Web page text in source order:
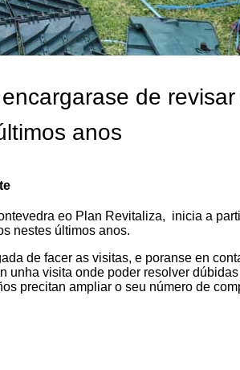
de revisar
anos
eo Plan Revitaliza, inicia a
nestes últimos anos.
de facer as visitas, e poranse en
unha visita onde poder resolver
precitan ampliar o seu número de